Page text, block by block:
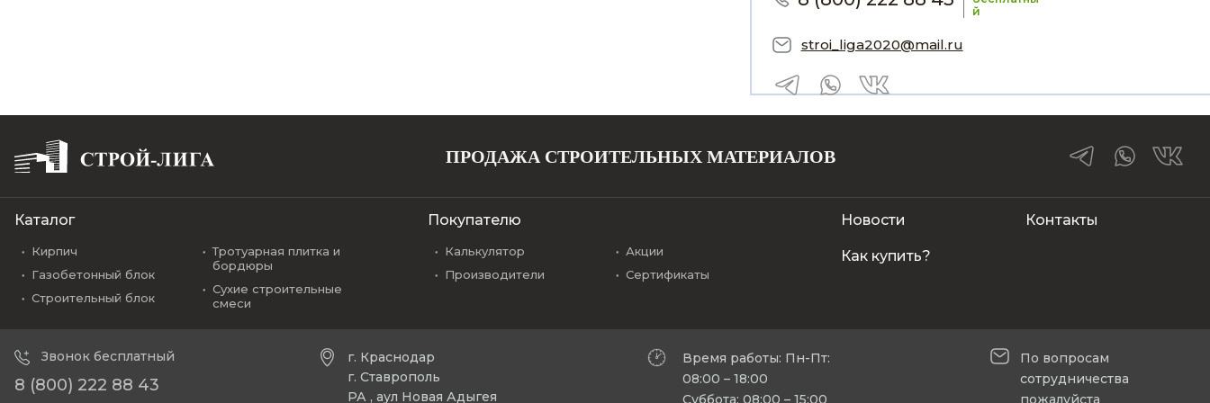
й
stroi_liga2020@mail.ru
ПРОДАЖА СТРОИТЕЛЬНЫХ МАТЕРИАЛОВ
Каталог
Кирпич
Газобетонный блок
Строительный блок
Тротуарная плитка и
бордюры
Сухие строительные
смеси
Покупателю
Калькулятор
Производители
Акции
Сертификаты
Новости
Как купить?
Контакты
Звонок бесплатный
8 (800) 222 88 43
г. Краснодар
г. Ставрополь
РА , аул Новая Адыгея
Время работы: Пн-Пт:
08:00 – 18:00
Суббота: 08:00 – 15:00
По вопросам
сотрудничества
пожалуйста